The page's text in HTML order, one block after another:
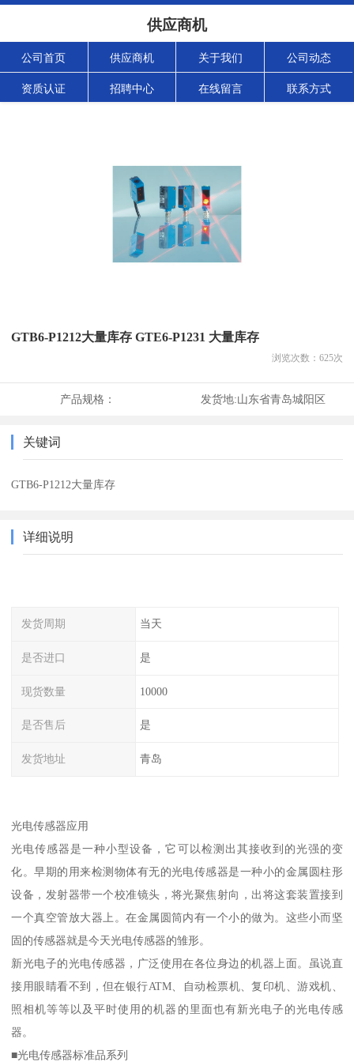
供应商机
公司首页 供应商机 关于我们 公司动态
资质认证 招聘中心 在线留言 联系方式
GTB6-P1212大量库存 GTE6-P1231 大量库存
浏览次数： 625次
产品规格： 发货地:山东省青岛城阳区
关键词
GTB6-P1212大量库存
详细说明
发货周期 当天
是否进口 是
现货数量 10000
是否售后 是
发货地址 青岛
光电传感器应用
光电传感器是一种小型设备，它可以检测出其接收到的光强的变
化。早期的用来检测物体有无的光电传感器是一种小的金属圆柱形
设备，发射器带一个校准镜头，将光聚焦射向，出将这套装置接到
一个真空管放大器上。在金属圆筒内有一个小的做为。这些小而坚
固的传感器就是今天光电传感器的雏形。
新光电子的光电传感器，广泛使用在各位身边的机器上面。虽说直
接用眼睛看不到，但在银行ATM、自动检票机、复印机、游戏机、
照相机等等以及平时使用的机器的里面也有新光电子的光电传感
器。
■光电传感器标准品系列